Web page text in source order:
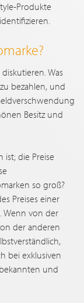
Produkte
Was
bezahlen, und
Besitz und
die Preise
so groß?
Preises einer
Wenn von der
der anderen
bei exklusiven
und